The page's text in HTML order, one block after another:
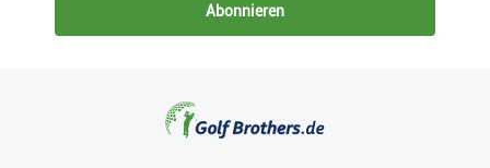
Abonnieren